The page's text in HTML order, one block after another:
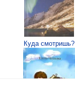
Куда смотришь?